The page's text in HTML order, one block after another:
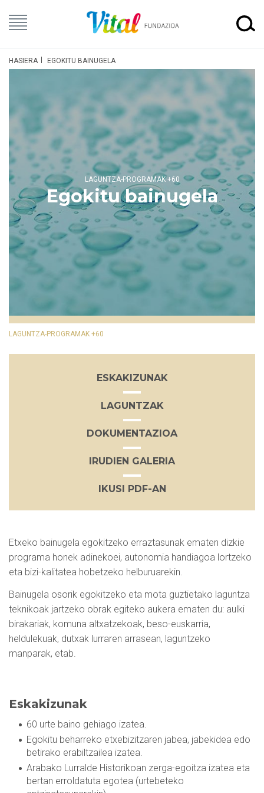
HASIERA EGOKITU BAINUGELA
Egokitu bainugela
LAGUNTZA-PROGRAMAK +60
LAGUNTZA-PROGRAMAK +60
ESKAKIZUNAK
LAGUNTZAK
DOKUMENTAZIOA
IRUDIEN GALERIA
IKUSI PDF-AN
Etxeko bainugela egokitzeko erraztasunak ematen dizkie
programa honek adinekoei, autonomia handiagoa lortzeko
eta bizi-kalitatea hobetzeko helburuarekin.
Bainugela osorik egokitzeko eta mota guztietako laguntza
teknikoak jartzeko obrak egiteko aukera ematen du: aulki
birakariak, komuna altxatzekoak, beso-euskarria,
heldulekuak, dutxak lurraren arrasean, laguntzeko
manparak, etab.
Eskakizunak
60 urte baino gehiago izatea.
Egokitu beharreko etxebizitzaren jabea, jabekidea edo
betirako erabiltzailea izatea.
Arabako Lurralde Historikoan zerga-egoitza izatea eta
bertan erroldatuta egotea (urtebeteko